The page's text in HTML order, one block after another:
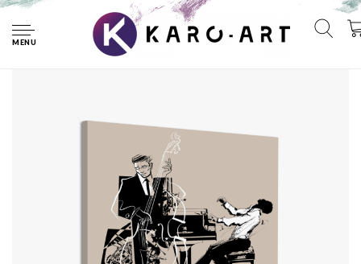
MENU
Schilderij - Contrabas en piano speler, jazz, premium print